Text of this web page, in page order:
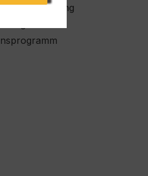
Beratung